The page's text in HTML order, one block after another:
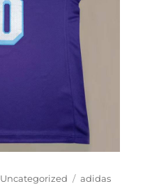
Categorías
Uncategorized Etiquetas
adidas